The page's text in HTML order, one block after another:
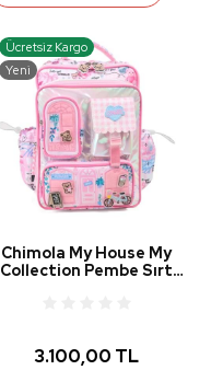
Ücretsiz Kargo
Yeni
Chimola My House My
Collection Pembe Sırt
3.100,00 TL